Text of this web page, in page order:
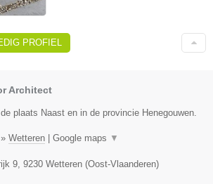
PROFIEL
Architect
plaats Naast en in de provincie Henegouwen.
» Wetteren Google maps ▼
9, 9230 Wetteren (Oost-Vlaanderen)